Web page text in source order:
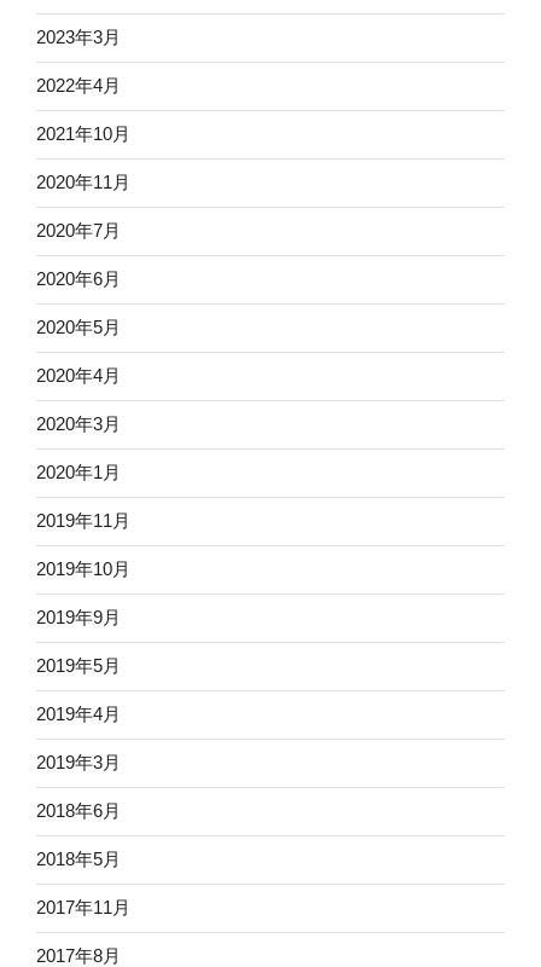
2023年3月
2022年4月
2021年10月
2020年11月
2020年7月
2020年6月
2020年5月
2020年4月
2020年3月
2020年1月
2019年11月
2019年10月
2019年9月
2019年5月
2019年4月
2019年3月
2018年6月
2018年5月
2017年11月
2017年8月